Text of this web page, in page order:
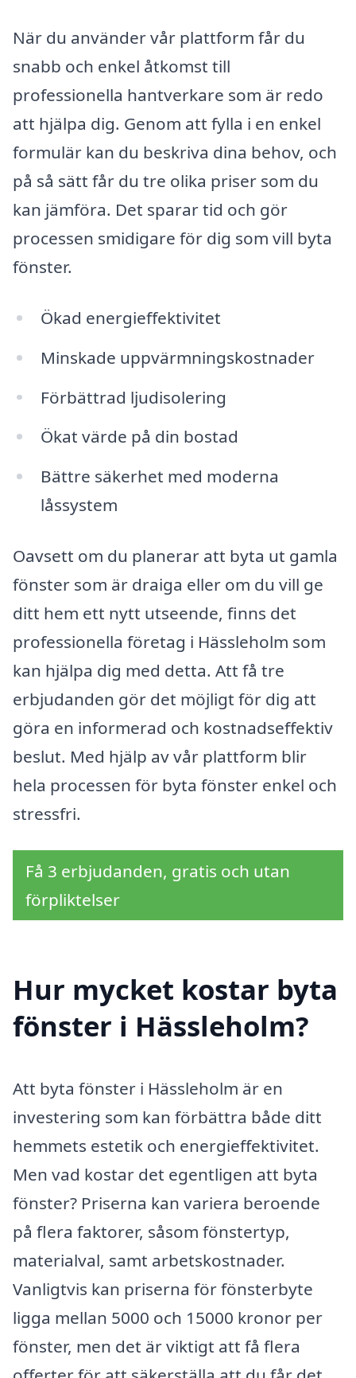
När du använder vår plattform får du
snabb och enkel åtkomst till
professionella hantverkare som är redo
att hjälpa dig. Genom att fylla i en enkel
formulär kan du beskriva dina behov, och
på så sätt får du tre olika priser som du
kan jämföra. Det sparar tid och gör
processen smidigare för dig som vill byta
fönster.
Ökad energieffektivitet
Minskade uppvärmningskostnader
Förbättrad ljudisolering
Ökat värde på din bostad
Bättre säkerhet med moderna
låssystem
Oavsett om du planerar att byta ut gamla
fönster som är draiga eller om du vill ge
ditt hem ett nytt utseende, finns det
professionella företag i Hässleholm som
kan hjälpa dig med detta. Att få tre
erbjudanden gör det möjligt för dig att
göra en informerad och kostnadseffektiv
beslut. Med hjälp av vår plattform blir
hela processen för byta fönster enkel och
stressfri.
Få 3 erbjudanden, gratis och utan
förpliktelser
Hur mycket kostar byta
fönster i Hässleholm?
Att byta fönster i Hässleholm är en
investering som kan förbättra både ditt
hemmets estetik och energieffektivitet.
Men vad kostar det egentligen att byta
fönster? Priserna kan variera beroende
på flera faktorer, såsom fönstertyp,
materialval, samt arbetskostnader.
Vanligtvis kan priserna för fönsterbyte
ligga mellan 5000 och 15000 kronor per
fönster, men det är viktigt att få flera